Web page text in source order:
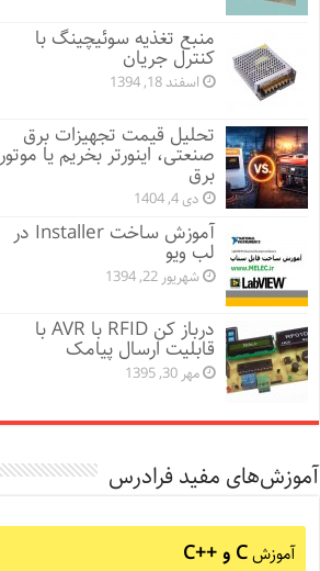
منبع تغذیه سوئیچینگ با
کنترل جریان
اسفند 18, 1394
تحلیل قیمت تجهیزات برق
صنعتی، اینورتر بخریم یا موتور
برق
دی 4, 1404
آموزش ساخت Installer در
لب ویو
شهریور 22, 1394
درباز کن RFID با AVR با
قابلیت ارسال پیامک
مهر 30, 1395
آموزش‌های مفید فرادرس
آموزشC و C++‎